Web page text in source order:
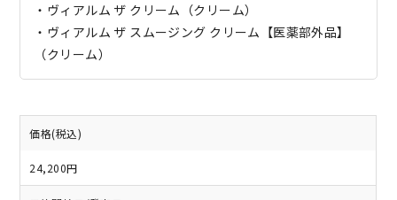
・ヴィアルム ザ クリーム（クリーム）
・ヴィアルム ザ スムージング クリーム【医薬部外品】
（クリーム）
価格(税込)
24,200円